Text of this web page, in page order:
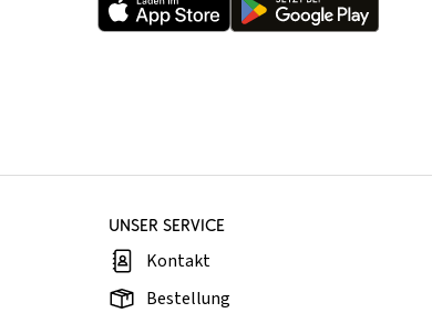
UNSER SERVICE
Kontakt
Bestellung